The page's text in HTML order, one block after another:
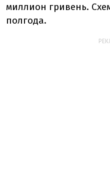
миллион гривень.
полгода.